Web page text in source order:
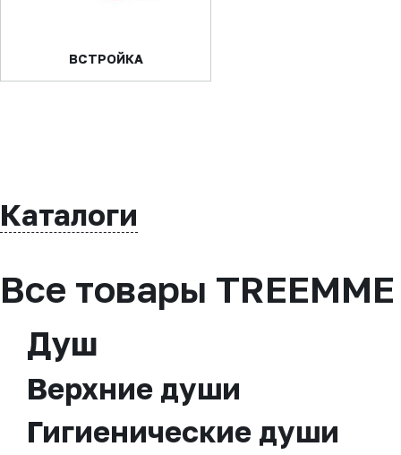
ВСТРОЙКА
Каталоги
Все товары TREEMME
Душ
Верхние души
Гигиенические души